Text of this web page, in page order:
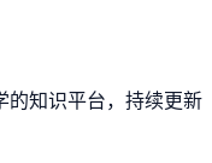
的知识平台，持续更新